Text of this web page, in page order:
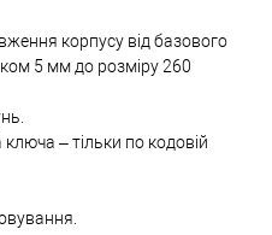
корпусу від базового
5 мм до розміру 260
– тільки по кодовій